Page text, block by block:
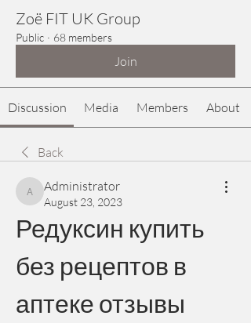
Zoë FIT UK Group
Public · 68 members
Join
Discussion Media Members About
Back
Administrator
Administrator
August 23, 2023
Редуксин купить
без рецептов в
аптеке отзывы